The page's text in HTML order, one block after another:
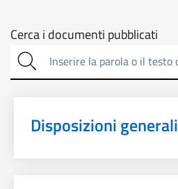
Cerca
sulla
Cerca i documenti pubblicati
Disposizioni generali